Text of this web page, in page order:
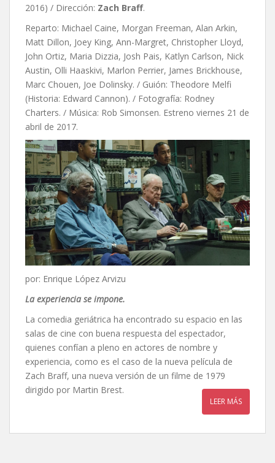
2016) / Dirección: Zach Braff.
Reparto: Michael Caine, Morgan Freeman, Alan Arkin,
Matt Dillon, Joey King, Ann-Margret, Christopher Lloyd,
John Ortiz, Maria Dizzia, Josh Pais, Katlyn Carlson, Nick
Austin, Olli Haaskivi, Marlon Perrier, James Brickhouse,
Marc Chouen, Joe Dolinsky. / Guión: Theodore Melfi
(Historia: Edward Cannon). / Fotografía: Rodney
Charters. / Música: Rob Simonsen. Estreno viernes 21 de
abril de 2017.
por: Enrique López Arvizu
La experiencia se impone.
La comedia geriátrica ha encontrado su espacio en las
salas de cine con buena respuesta del espectador,
quienes confían a pleno en actores de nombre y
experiencia, como es el caso de la nueva película de
Zach Braff, una nueva versión de un filme de 1979
dirigido por Martin Brest.
LEER MÁS